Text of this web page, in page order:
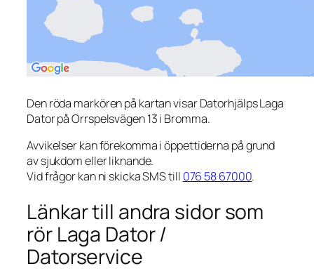
Den röda markören på kartan visar Datorhjälps Laga
Dator på Orrspelsvägen 13 i Bromma.
Avvikelser kan förekomma i öppettiderna på grund
av sjukdom eller liknande.
Vid frågor kan ni skicka SMS till 076 58 67000.
Länkar till andra sidor som
rör Laga Dator /
Datorservice